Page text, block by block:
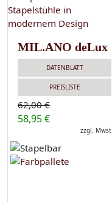
MIL.ANO deLux
DATENBLATT
PREISLISTE
62,00 €
58,95 €
zzgl. Mwst